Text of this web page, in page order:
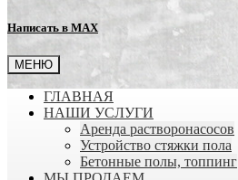
Написать в MAX
МЕНЮ
ГЛАВНАЯ
НАШИ УСЛУГИ
Аренда растворонасосов
Устройство стяжки пола
Бетонные полы, топпинг